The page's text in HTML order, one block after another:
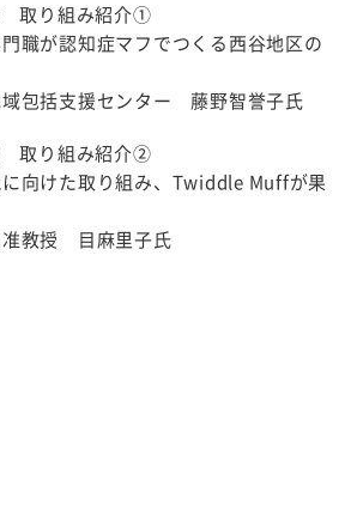
取り組み紹介①
門職が認知症マフでつくる西谷地区の
包括支援センター 藤野智誉子氏
取り組み紹介②
に向けた取り組み、Twiddle Muffが果
准教授 目麻里子氏